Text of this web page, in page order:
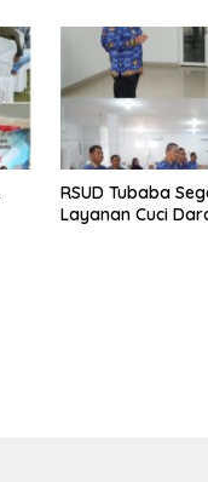
RSUD Tubaba
Layanan Cuci